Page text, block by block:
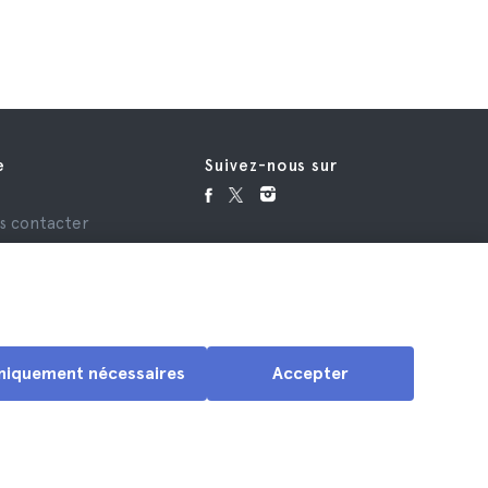
Accepter
nécessaires
contacter
Suivez-nous sur